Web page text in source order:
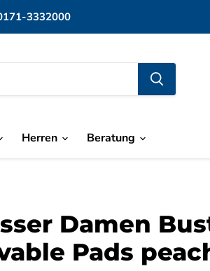
3332000
Herren Beratung
Damen
Pads